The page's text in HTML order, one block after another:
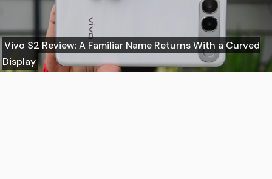
Vivo S2 Review: A Familiar Name Returns With a Curved
Display